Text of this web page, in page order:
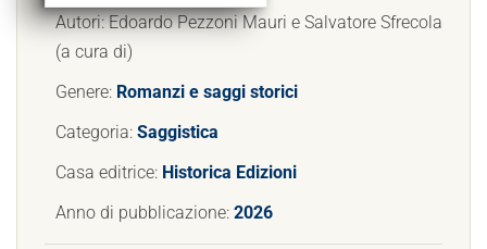
Autori: Edoardo Pezzoni Mauri e Salvatore Sfrecola
(a cura di)
Genere: Romanzi e saggi storici
Categoria: Saggistica
Casa editrice: Historica Edizioni
Anno di pubblicazione: 2026